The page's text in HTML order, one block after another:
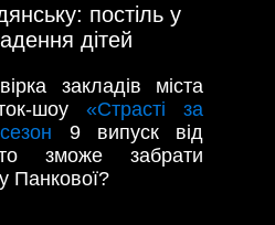
постіль у
дітей
закладів міста
шоу «Страсті за
9 випуск від
зможе забрати
Панкової?